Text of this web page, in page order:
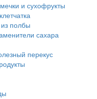
и сухофрукты
полбы
сахара
перекус